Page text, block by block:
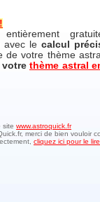
avec lecalcul
de votre thème
votre thème astral
site www.astroquick.fr
merci de bien vouloir
cliquez ici pour le